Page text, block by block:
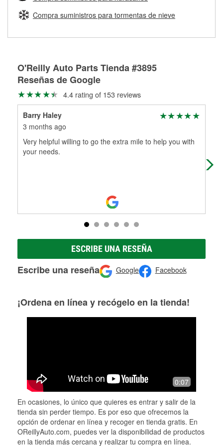
Herramientas de O'Reilly
pueden ser reutilizados, podemos ayudarte a encontrar las
partes de reemplazo correctas para tu reparación.
Rectificación de tambores y discos de freno
Compra suministros para tormentas de nieve
O'Reilly Auto Parts Tienda #3895
Reseñas de Google
4.4 rating of 153 reviews
Barry Haley
3 months ago
Very helpful willing to go the extra mile to help you with
your needs.
ESCRIBE UNA RESEÑA
Escribe una reseña Google Facebook
¡Ordena en línea y recógelo en la tienda!
0:07
En ocasiones, lo único que quieres es entrar y salir de la
tienda sin perder tiempo. Es por eso que ofrecemos la
opción de ordenar en línea y recoger en tienda gratis. En
OReillyAuto.com, puedes ver la disponibilidad de productos
en la tienda más cercana y realizar tu compra en línea.